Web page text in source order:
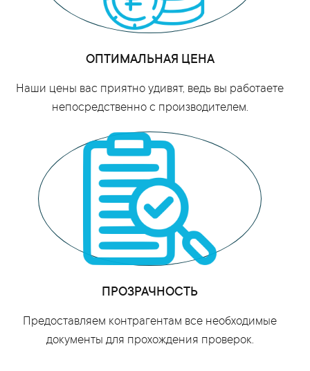
ОПТИМАЛЬНАЯ ЦЕНА
Наши цены вас приятно удивят, ведь вы работаете
непосредственно с производителем.
ПРОЗРАЧНОСТЬ
Предоставляем контрагентам все необходимые
документы для прохождения проверок.